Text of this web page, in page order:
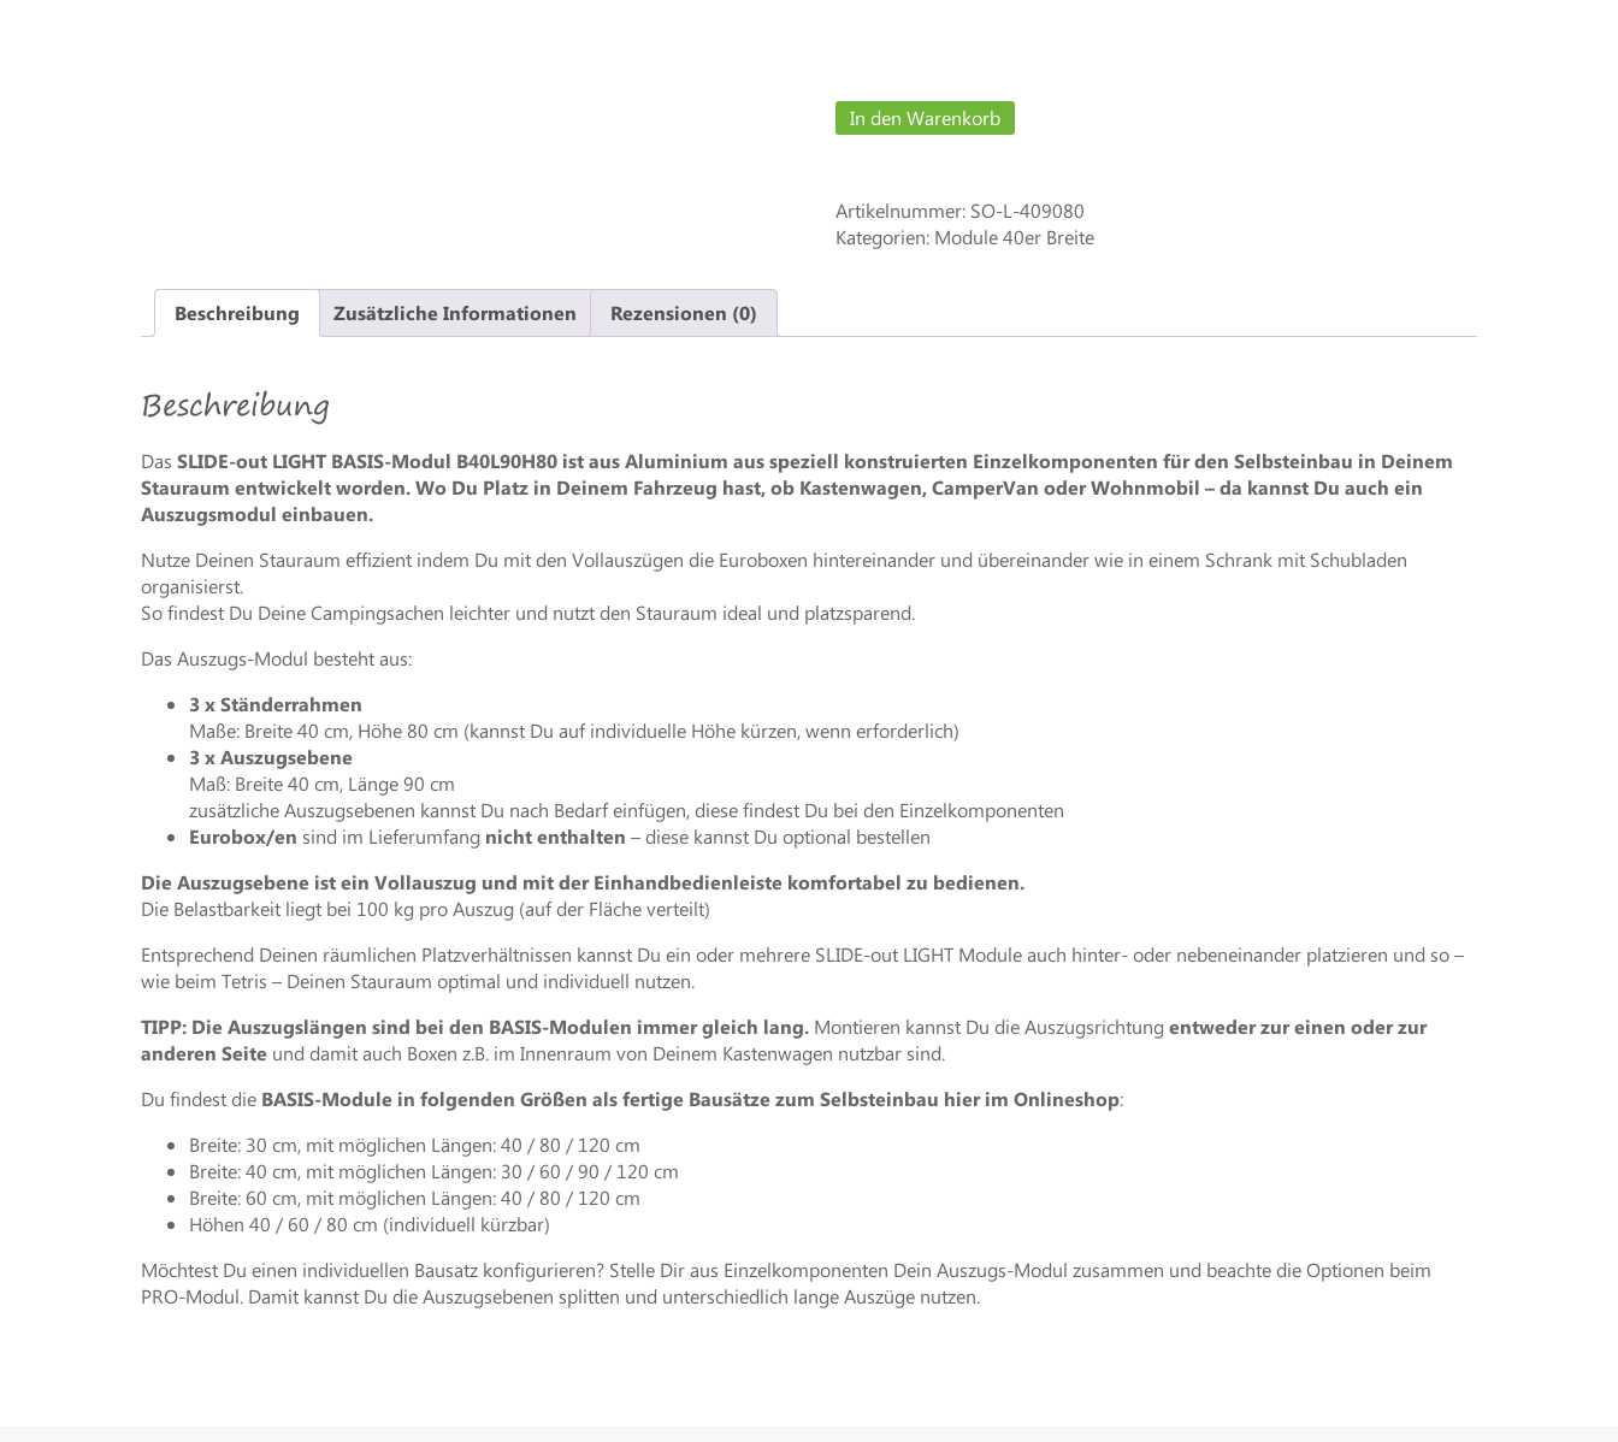
In den Warenkorb
Artikelnummer: SO-L-409080
Kategorien: Module 40er Breite
Beschreibung Zusätzliche Informationen Rezensionen (0)
Beschreibung
Das SLIDE-out LIGHT BASIS-Modul B40L90H80 ist aus Aluminium aus speziell konstruierten Einzelkomponenten für den Selbsteinbau in Deinem
Stauraum entwickelt worden. Wo Du Platz in Deinem Fahrzeug hast, ob Kastenwagen, CamperVan oder Wohnmobil – da kannst Du auch ein
Auszugsmodul einbauen.
Nutze Deinen Stauraum effizient indem Du mit den Vollauszügen die Euroboxen hintereinander und übereinander wie in einem Schrank mit Schubladen
organisierst.
So findest Du Deine Campingsachen leichter und nutzt den Stauraum ideal und platzsparend.
Das Auszugs-Modul besteht aus:
3 x Ständerrahmen
Maße: Breite 40 cm, Höhe 80 cm (kannst Du auf individuelle Höhe kürzen, wenn erforderlich)
3 x Auszugsebene
Maß: Breite 40 cm, Länge 90 cm
zusätzliche Auszugsebenen kannst Du nach Bedarf einfügen, diese findest Du bei den Einzelkomponenten
Eurobox/en sind im Lieferumfang nicht enthalten – diese kannst Du optional bestellen
Die Auszugsebene ist ein Vollauszug und mit der Einhandbedienleiste komfortabel zu bedienen.
Die Belastbarkeit liegt bei 100 kg pro Auszug (auf der Fläche verteilt)
Entsprechend Deinen räumlichen Platzverhältnissen kannst Du ein oder mehrere SLIDE-out LIGHT Module auch hinter- oder nebeneinander platzieren und so –
wie beim Tetris – Deinen Stauraum optimal und individuell nutzen.
TIPP: Die Auszugslängen sind bei den BASIS-Modulen immer gleich lang. Montieren kannst Du die Auszugsrichtung entweder zur einen oder zur
anderen Seite und damit auch Boxen z.B. im Innenraum von Deinem Kastenwagen nutzbar sind.
Du findest die BASIS-Module in folgenden Größen als fertige Bausätze zum Selbsteinbau hier im Onlineshop:
Breite: 30 cm, mit möglichen Längen: 40 / 80 / 120 cm
Breite: 40 cm, mit möglichen Längen: 30 / 60 / 90 / 120 cm
Breite: 60 cm, mit möglichen Längen: 40 / 80 / 120 cm
Höhen 40 / 60 / 80 cm (individuell kürzbar)
Möchtest Du einen individuellen Bausatz konfigurieren? Stelle Dir aus Einzelkomponenten Dein Auszugs-Modul zusammen und beachte die Optionen beim
PRO-Modul. Damit kannst Du die Auszugsebenen splitten und unterschiedlich lange Auszüge nutzen.